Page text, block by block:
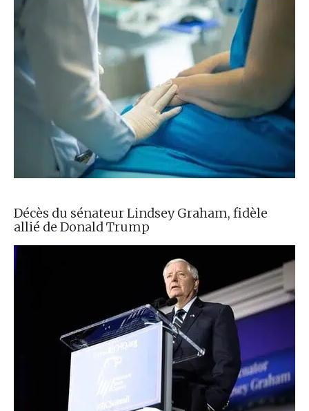
Décès du sénateur Lindsey Graham, fidèle
allié de Donald Trump